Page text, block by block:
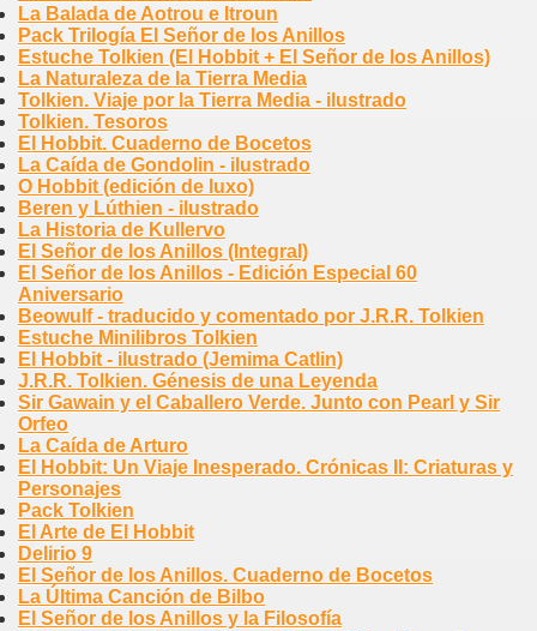
La Balada de Aotrou e Itroun
Pack Trilogía El Señor de los Anillos
Estuche Tolkien (El Hobbit + El Señor de los Anillos)
La Naturaleza de la Tierra Media
Tolkien. Viaje por la Tierra Media - ilustrado
Tolkien. Tesoros
El Hobbit. Cuaderno de Bocetos
La Caída de Gondolin - ilustrado
O Hobbit (edición de luxo)
Beren y Lúthien - ilustrado
La Historia de Kullervo
El Señor de los Anillos (Integral)
El Señor de los Anillos - Edición Especial 60
Aniversario
Beowulf - traducido y comentado por J.R.R. Tolkien
Estuche Minilibros Tolkien
El Hobbit - ilustrado (Jemima Catlin)
J.R.R. Tolkien. Génesis de una Leyenda
Sir Gawain y el Caballero Verde. Junto con Pearl y Sir
Orfeo
La Caída de Arturo
El Hobbit: Un Viaje Inesperado. Crónicas II: Criaturas y
Personajes
Pack Tolkien
El Arte de El Hobbit
Delirio 9
El Señor de los Anillos. Cuaderno de Bocetos
La Última Canción de Bilbo
El Señor de los Anillos y la Filosofía